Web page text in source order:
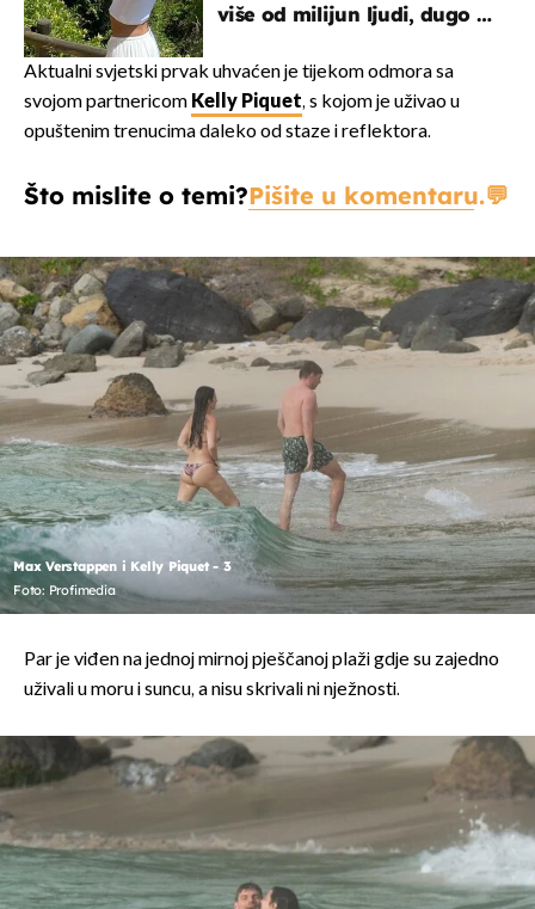
više od milijun ljudi, dugo se
Aktualni svjetski prvak uhvaćen je tijekom odmora sa
svojom partnericom Kelly Piquet, s kojom je uživao u
opuštenim trenucima daleko od staze i reflektora.
Što mislite o temi?Pišite u komentaru.
Max Verstappen i Kelly Piquet - 3
Foto: Profimedia
Par je viđen na jednoj mirnoj pješčanoj plaži gdje su zajedno
uživali u moru i suncu, a nisu skrivali ni nježnosti.